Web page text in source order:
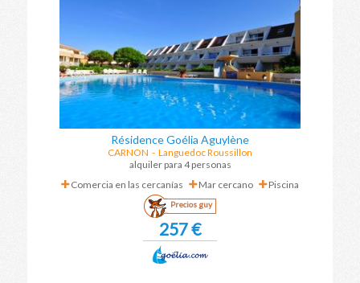
Résidence Goélia Aguylène
CARNON - Languedoc Roussillon
alquiler para 4 personas
Comercia en las cercanías
Mar cercano Piscina
Precios guy
257 €